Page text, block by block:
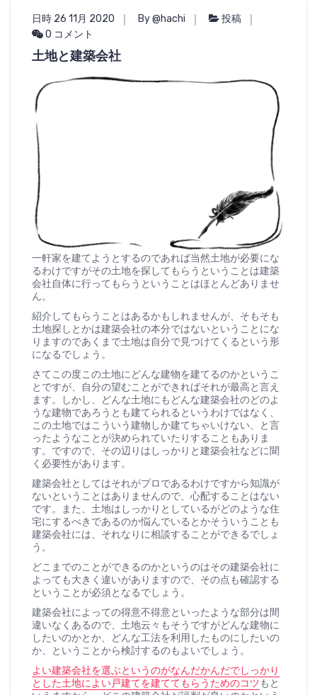
日時 26 11月 2020 By @hachi
投稿
0 コメント
土地と建築会社
一軒家を建てようとするのであれば当然土地が必要にな
るわけですがその土地を探してもらうということは建築
会社自体に行ってもらうということはほとんどありませ
ん。
紹介してもらうことはあるかもしれませんが、そもそも
土地探しとかは建築会社の本分ではないということにな
りますのであくまで土地は自分で見つけてくるという形
になるでしょう。
さてこの度この土地にどんな建物を建てるのかというこ
とですが、自分の望むことができればそれが最高と言え
ます。しかし、どんな土地にもどんな建築会社のどのよ
うな建物であろうとも建てられるというわけではなく、
この土地ではこういう建物しか建てちゃいけない、と言
ったようなことが決められていたりすることもありま
す。ですので、その辺りはしっかりと建築会社などに聞
く必要性があります。
建築会社としてはそれがプロであるわけですから知識が
ないということはありませんので、心配することはない
です。また、土地はしっかりとしているがどのような住
宅にするべきであるのか悩んでいるとかそういうことも
建築会社には、それなりに相談することができるでしょ
う。
どこまでのことができるのかというのはその建築会社に
よっても大きく違いがありますので、その点も確認する
ということが必須となるでしょう。
建築会社によっての得意不得意といったような部分は間
違いなくあるので、土地云々もそうですがどんな建物に
したいのかとか、どんな工法を利用したものにしたいの
か、ということから検討するのもよいでしょう。
よい建築会社を選ぶというのがなんだかんだでしっかり
とした土地によい戸建てを建ててもらうためのコツもと